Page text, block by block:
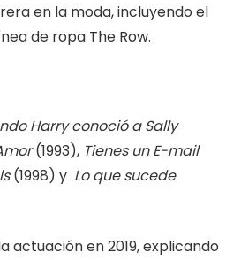
en la moda, incluyendo el
de ropa The Row.
Harry conoció a Sally
(1993), Tienes un E-mail
(1998) y Lo que sucede
actuación en 2019, explicando